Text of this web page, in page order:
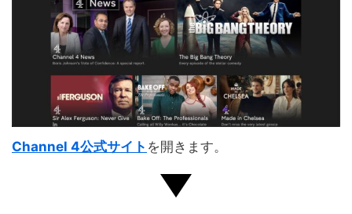
Channel 4公式サイト を開きます。